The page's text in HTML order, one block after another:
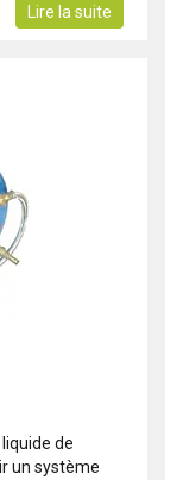
Lire la suite
de
un système